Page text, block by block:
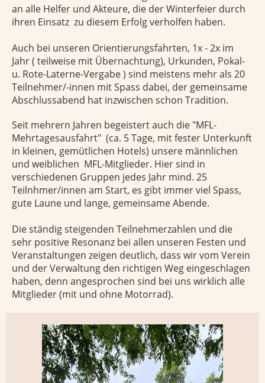
an alle Helfer und Akteure, die der Winterfeier durch
ihren Einsatz zu diesem Erfolg verholfen haben.
Auch bei unseren Orientierungsfahrten, 1x - 2x im
Jahr ( teilweise mit Übernachtung), Urkunden, Pokal-
u. Rote-Laterne-Vergabe ) sind meistens mehr als 20
Teilnehmer/-innen mit Spass dabei, der gemeinsame
Abschlussabend hat inzwischen schon Tradition.
Seit mehrern Jahren begeistert auch die "MFL-
Mehrtagesausfahrt" (ca. 5 Tage, mit fester Unterkunft
in kleinen, gemütlichen Hotels) unsere männlichen
und weiblichen MFL-Mitglieder. Hier sind in
verschiedenen Gruppen jedes Jahr mind. 25
Teilnhmer/innen am Start, es gibt immer viel Spass,
gute Laune und lange, gemeinsame Abende.
Die ständig steigenden Teilnehmerzahlen und die
sehr positive Resonanz bei allen unseren Festen und
Veranstaltungen zeigen deutlich, dass wir vom Verein
und der Verwaltung den richtigen Weg eingeschlagen
haben, denn angesprochen sind bei uns wirklich alle
Mitglieder (mit und ohne Motorrad).